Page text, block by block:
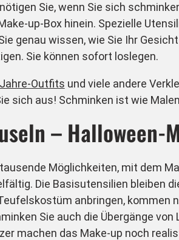
Sie, wenn Sie sich
up-Box hinein. Spezielle
genau wissen, wie Sie Ihr
Sie können sofort loslegen.
Outfits und viele andere
sich aus! Schminken ist wie
– Halloween-
Möglichkeiten, mit dem
Die Basisutensilien bleiben
anbringen,
Sie auch die Übergänge
machen das Make-up noch